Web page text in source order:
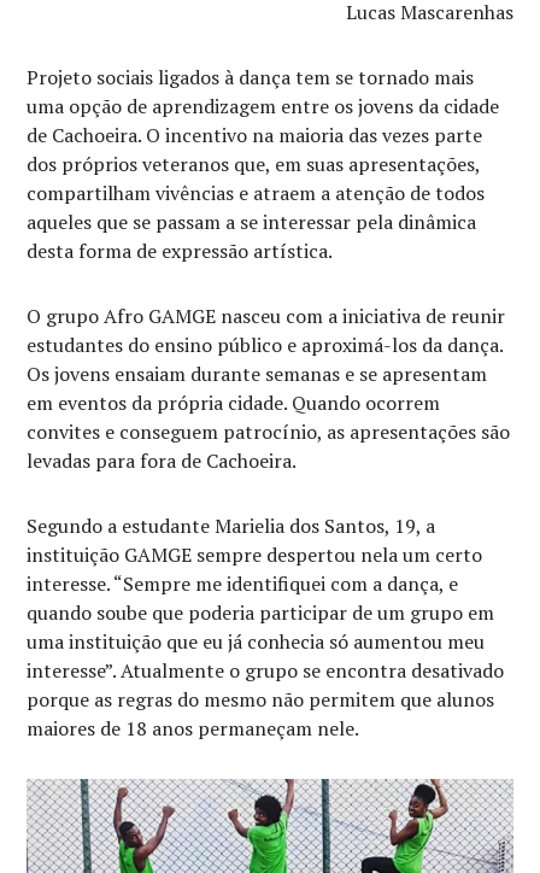
Lucas Mascarenhas
Projeto sociais ligados à dança tem se tornado mais
uma opção de aprendizagem entre os jovens da cidade
de Cachoeira. O incentivo na maioria das vezes parte
dos próprios veteranos que, em suas apresentações,
compartilham vivências e atraem a atenção de todos
aqueles que se passam a se interessar pela dinâmica
desta forma de expressão artística.
O grupo Afro GAMGE nasceu com a iniciativa de reunir
estudantes do ensino público e aproximá-los da dança.
Os jovens ensaiam durante semanas e se apresentam
em eventos da própria cidade. Quando ocorrem
convites e conseguem patrocínio, as apresentações são
levadas para fora de Cachoeira.
Segundo a estudante Marielia dos Santos, 19, a
instituição GAMGE sempre despertou nela um certo
interesse. “Sempre me identifiquei com a dança, e
quando soube que poderia participar de um grupo em
uma instituição que eu já conhecia só aumentou meu
interesse”. Atualmente o grupo se encontra desativado
porque as regras do mesmo não permitem que alunos
maiores de 18 anos permaneçam nele.